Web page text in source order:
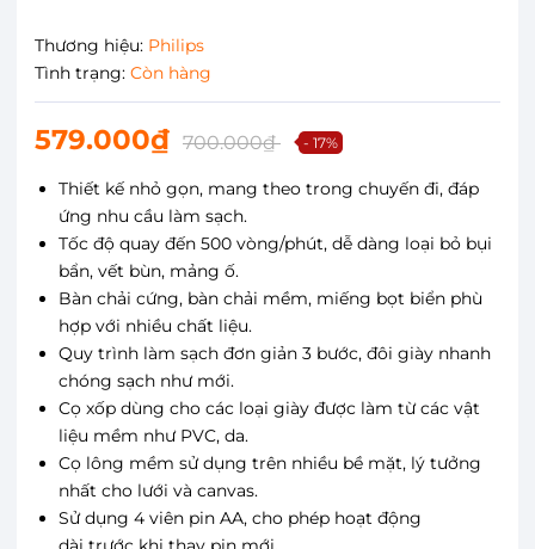
Thương hiệu: Philips
Tình trạng: Còn hàng
579.000₫ 700.000₫ - 17%
Thiết kế nhỏ gọn, mang theo trong chuyến đi, đáp
ứng nhu cầu làm sạch.
Tốc độ quay đến 500 vòng/phút, dễ dàng loại bỏ bụi
bẩn, vết bùn, mảng ố.
Bàn chải cứng, bàn chải mềm, miếng bọt biển phù
hợp với nhiều chất liệu.
Quy trình làm sạch đơn giản 3 bước, đôi giày nhanh
chóng sạch như mới.
Cọ xốp dùng cho các loại giày được làm từ các vật
liệu mềm như PVC, da.
Cọ lông mềm sử dụng trên nhiều bề mặt, lý tưởng
nhất cho lưới và canvas.
Sử dụng 4 viên pin AA, cho phép hoạt động